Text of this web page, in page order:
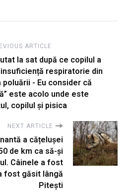
ARTICLE
la sat după ce copilul a
respiratorie din
poluării - Eu consider că
este acolo unde este
copilul și pisica
NEXT ARTICLE
a cățelușei
de km ca să-și
Câinele a fost
fost găsit lângă
Pitești